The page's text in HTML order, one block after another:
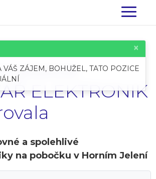
pozice:
ELEKTRONIK
a spolehlivé
na pobočku v Horním Jelení
×
VÁŠ ZÁJEM, BOHUŽEL, TATO POZICE